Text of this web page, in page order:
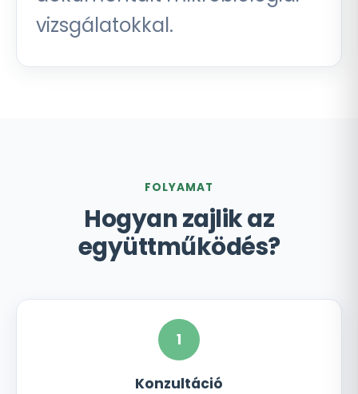
vizsgálatokkal.
FOLYAMAT
Hogyan zajlik az
együttműködés?
1
Konzultáció